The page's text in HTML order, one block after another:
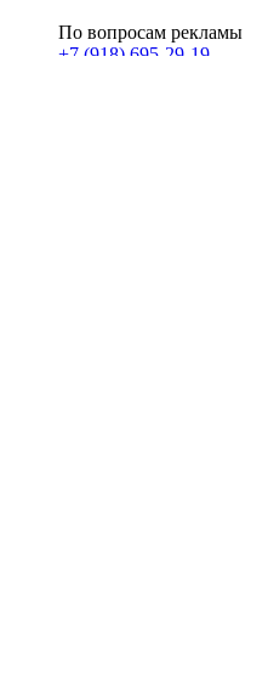
По вопросам рекламы
+7 (918) 695-29-19